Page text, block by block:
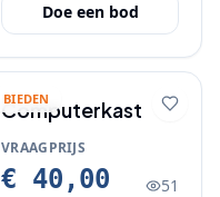
Doe een bod
BIEDEN
Computerkast
VRAAGPRIJS
€ 40,00 51